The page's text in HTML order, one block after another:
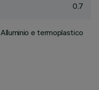
0.7
Alluminio e termoplastico